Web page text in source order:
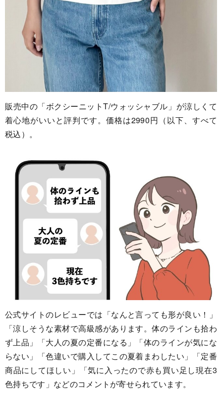
販売中の「ボクシーニットT/ウォッシャブル」が涼しくて
着心地がいいと評判です。価格は2990円（以下、すべて
税込）。
公式サイトのレビューでは「なんと言っても形が良い！」
「涼しそうな素材で高級感があります。体のラインも拾わ
ず上品」「大人の夏の定番になる」「体のラインが気にな
らない」「色違いで購入してこの夏着まわしたい」「定番
商品にしてほしい」「気に入ったので赤も買い足し現在3
色持ちです」などのコメントが寄せられています。